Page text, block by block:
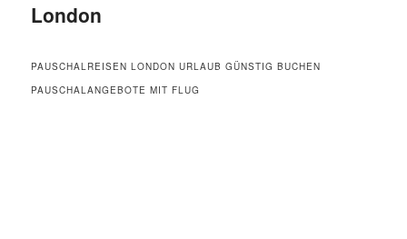
London
PAUSCHALREISEN LONDON URLAUB GÜNSTIG BUCHEN
PAUSCHALANGEBOTE MIT FLUG